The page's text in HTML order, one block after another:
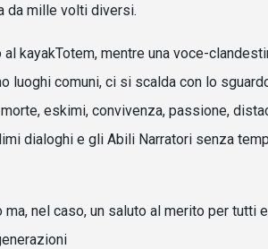
da mille volti diversi.
kayakTotem, mentre una voce-
luoghi comuni, ci si scalda con lo
eskimi, convivenza, passione,
dialoghi e gli Abili Narratori senza
nel caso, un saluto al merito per tutti